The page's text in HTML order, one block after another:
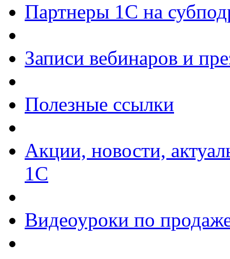
Партнеры 1С на
Записи вебинаров и
Полезные ссылки
Акции, новости,
1С
Видеоуроки по